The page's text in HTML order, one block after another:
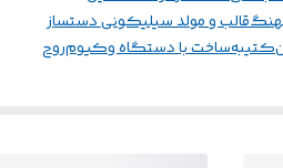
قالب و مولد سیلیکونی دستساز
کتیبهساخت با دستگاه وکیومروح